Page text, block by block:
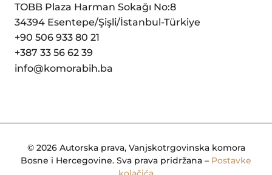
TOBB Plaza Harman Sokağı No:8
34394 Esentepe/Şişli/İstanbul-Türkiye
+90 506 933 80 21
+387 33 56 62 39
info@komorabih.ba
© 2026 Autorska prava, Vanjskotrgovinska komora
Bosne i Hercegovine. Sva prava pridržana – Postavke